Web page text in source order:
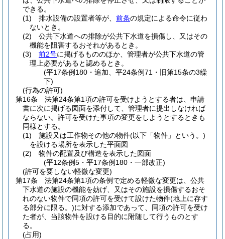
できる。
(1)
排水設備の設置者等が、 前条の規定による命令に従わ
ないとき。
(2)
公共下水道への排除が公共下水道を損傷し、又はその
機能を阻害するおそれがあるとき。
(3)
前2号に掲げるもののほか、管理者が公共下水道の管
理上必要があると認めるとき。
(平17条例180・追加、平24条例71・旧第15条の3繰
下)
(行為の許可)
第16条
法第24条第1項の許可を受けようとする者は、申請
書に次に掲げる図面を添付して、管理者に提出しなければ
ならない。 許可を受けた事項の変更をしようとするときも
同様とする。
(1)
施設又は工作物その他の物件(以下「物件」という。)
を設ける場所を表示した平面図
(2)
物件の配置及び構造を表示した図面
(平12条例5・平17条例180・一部改正)
(許可を要しない軽微な変更)
第17条
法第24条第1項の条例で定める軽微な変更は、公共
下水道の施設の機能を妨げ、又はその施設を損傷するおそ
れのない物件で同項の許可を受けて設けた物件(地上に存す
る部分に限る。)に対する添加であって、同項の許可を受け
た者が、当該物件を設ける目的に附随して行うものとす
る。
(占用)